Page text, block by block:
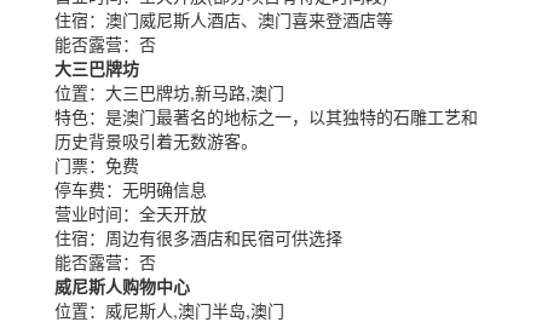
住宿： 澳门威尼斯人酒店、澳门喜来登酒店等
能否露营： 否
大三巴牌坊
位置： 大三巴牌坊,新马路,澳门
特色： 是澳门最著名的地标之一，以其独特的石雕工艺和
历史背景吸引着无数游客。
门票： 免费
停车费： 无明确信息
营业时间： 全天开放
住宿： 周边有很多酒店和民宿可供选择
能否露营： 否
威尼斯人购物中心
位置： 威尼斯人,澳门半岛,澳门